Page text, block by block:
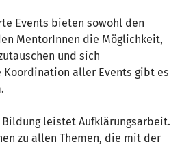
Events bieten sowohl den
MentorInnen die Möglichkeit,
und sich
Koordination aller Events gibt es
Bildung leistet Aufklärungsarbeit.
zu allen Themen, die mit der